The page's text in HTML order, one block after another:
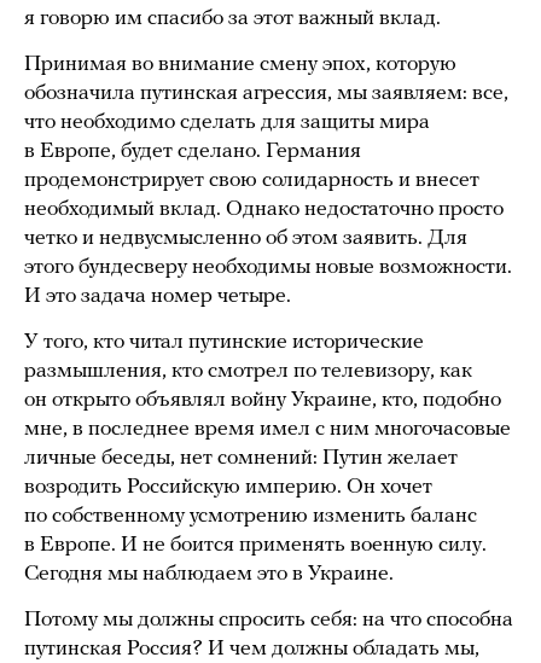
я говорю им спасибо за этот важный вклад.
Принимая во внимание смену эпох, которую
обозначила путинская агрессия, мы заявляем: все,
что необходимо сделать для защиты мира
в Европе, будет сделано. Германия
продемонстрирует свою солидарность и внесет
необходимый вклад. Однако недостаточно просто
четко и недвусмысленно об этом заявить. Для
этого бундесверу необходимы новые возможности.
И это задача номер четыре.
У того, кто читал путинские исторические
размышления, кто смотрел по телевизору, как
он открыто объявлял войну Украине, кто, подобно
мне, в последнее время имел с ним многочасовые
личные беседы, нет сомнений: Путин желает
возродить Российскую империю. Он хочет
по собственному усмотрению изменить баланс
в Европе. И не боится применять военную силу.
Сегодня мы наблюдаем это в Украине.
Потому мы должны спросить себя: на что способна
путинская Россия? И чем должны обладать мы,